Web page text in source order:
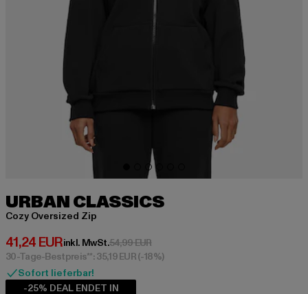
URBAN CLASSICS
Cozy Oversized Zip
41,24 EUR
Derzeitiger Preis: 41,24 EUR
inkl. MwSt.54,99 EURAktionspreis: 54,99 EUR
30-Tage-Bestpreis**: 35,19 EUR(-18%)
Sofort lieferbar!
-25% DEAL ENDET IN